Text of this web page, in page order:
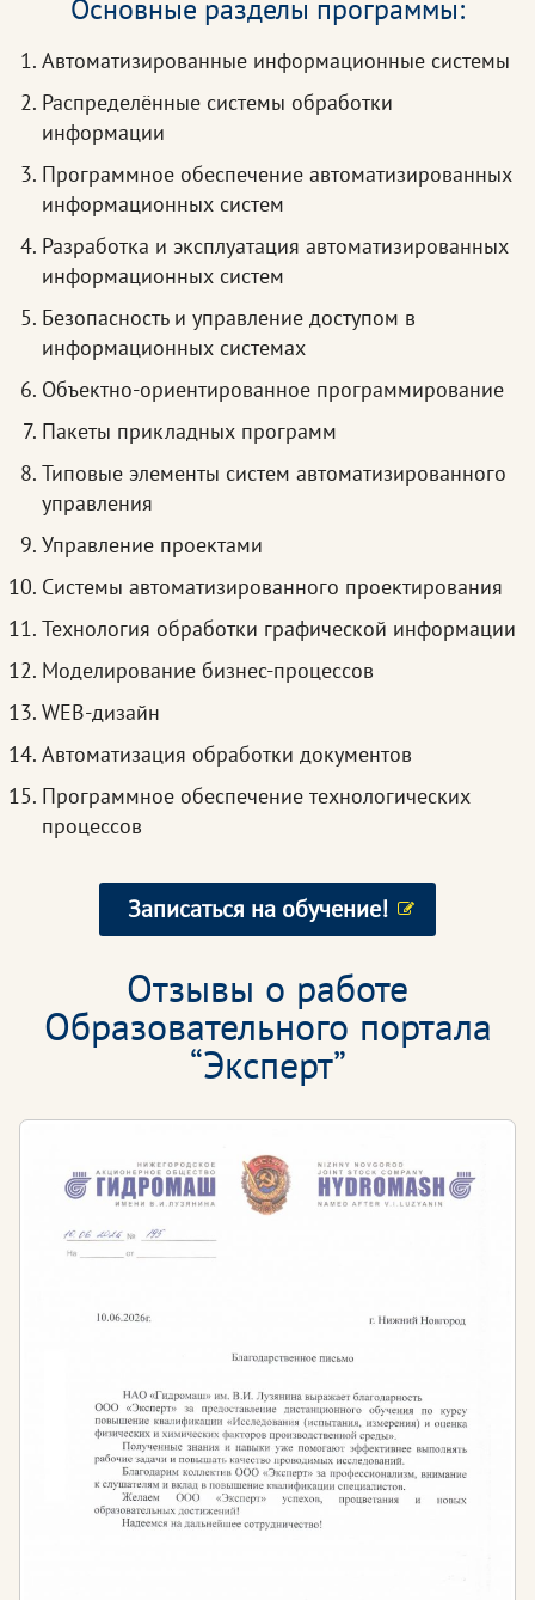
Основные разделы программы:
Автоматизированные информационные системы
Распределённые системы обработки
информации
Программное обеспечение автоматизированных
информационных систем
Разработка и эксплуатация автоматизированных
информационных систем
Безопасность и управление доступом в
информационных системах
Объектно-ориентированное программирование
Пакеты прикладных программ
Типовые элементы систем автоматизированного
управления
Управление проектами
Системы автоматизированного проектирования
Технология обработки графической информации
Моделирование бизнес-процессов
WEB-дизайн
Автоматизация обработки документов
Программное обеспечение технологических
процессов
Записаться на обучение!
Отзывы о работе
Образовательного портала
“Эксперт”